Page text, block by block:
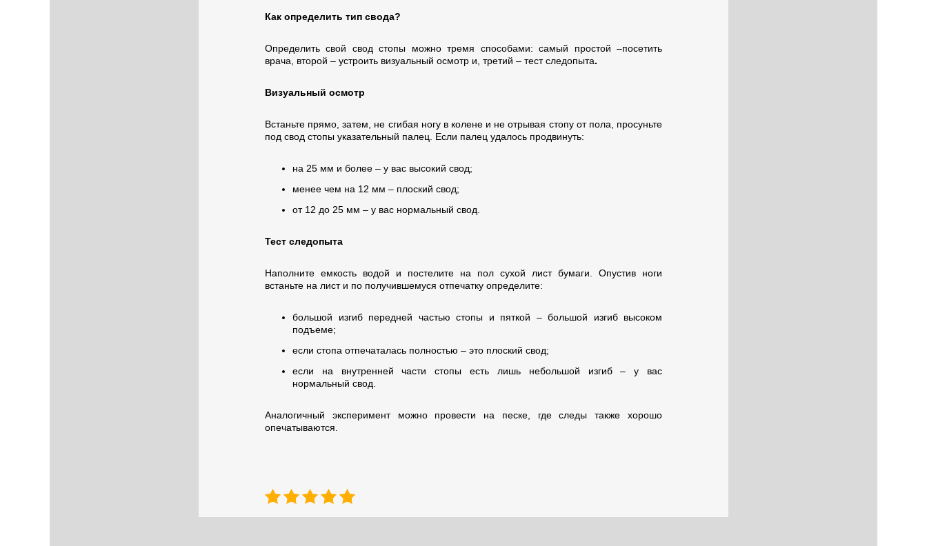
Как определить тип свода?
Определить свой свод стопы можно тремя способами: самый простой –посетить
врача, второй – устроить визуальный осмотр и, третий – тест следопыта.
Визуальный осмотр
Встаньте прямо, затем, не сгибая ногу в колене и не отрывая стопу от пола, просуньте
под свод стопы указательный палец. Если палец удалось продвинуть:
на 25 мм и более – у вас высокий свод;
менее чем на 12 мм – плоский свод;
от 12 до 25 мм – у вас нормальный свод.
Тест следопыта
Наполните емкость водой и постелите на пол сухой лист бумаги. Опустив ноги
встаньте на лист и по получившемуся отпечатку определите:
большой изгиб передней частью стопы и пяткой – большой изгиб высоком
подъеме;
если стопа отпечаталась полностью – это плоский свод;
если на внутренней части стопы есть лишь небольшой изгиб – у вас
нормальный свод.
Аналогичный эксперимент можно провести на песке, где следы также хорошо
опечатываются.